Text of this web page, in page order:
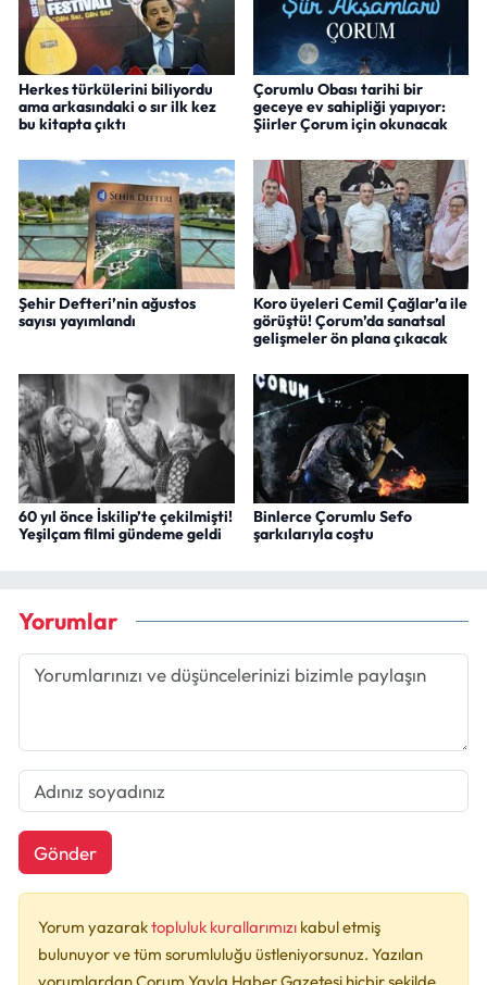
Herkes türkülerini biliyordu
ama arkasındaki o sır ilk kez
bu kitapta çıktı
Çorumlu Obası tarihi bir
geceye ev sahipliği yapıyor:
Şiirler Çorum için okunacak
Şehir Defteri’nin ağustos
sayısı yayımlandı
Koro üyeleri Cemil Çağlar’a ile
görüştü! Çorum’da sanatsal
gelişmeler ön plana çıkacak
60 yıl önce İskilip’te çekilmişti!
Yeşilçam filmi gündeme geldi
Binlerce Çorumlu Sefo
şarkılarıyla coştu
Yorumlar
Gönder
Yorum yazaraktopluluk kurallarımızı kabul etmiş
bulunuyor ve tüm sorumluluğu üstleniyorsunuz. Yazılan